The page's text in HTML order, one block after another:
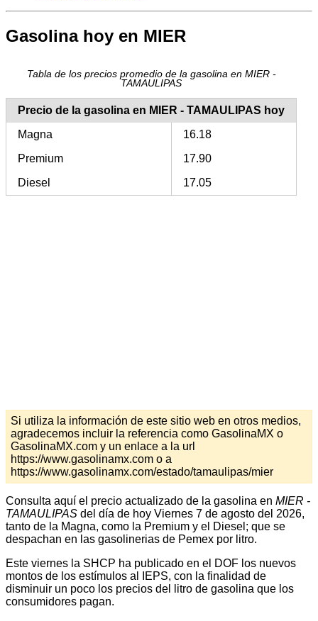
Gasolina hoy en MIER
Tabla de los precios promedio de la gasolina en MIER -
TAMAULIPAS
Precio de la gasolina en MIER - TAMAULIPAS hoy
Magna
16.18
Premium
17.90
Diesel
17.05
Si utiliza la información de este sitio web en otros medios,
agradecemos incluir la referencia como GasolinaMX o
GasolinaMX.com y un enlace a la url
https://www.gasolinamx.com o a
https://www.gasolinamx.com/estado/tamaulipas/mier
Consulta aquí el precio actualizado de la gasolina en MIER -
TAMAULIPAS del día de hoy Viernes 7 de agosto del 2026,
tanto de la Magna, como la Premium y el Diesel; que se
despachan en las gasolinerias de Pemex por litro.
Este viernes la SHCP ha publicado en el DOF los nuevos
montos de los estímulos al IEPS, con la finalidad de
disminuir un poco los precios del litro de gasolina que los
consumidores pagan.